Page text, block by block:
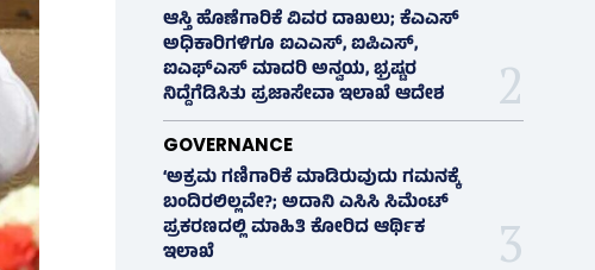
ಆಸ್ತಿ ಹೊಣೆಗಾರಿಕೆ ವಿವರ ದಾಖಲು; ಕೆಎಎಸ್
ಅಧಿಕಾರಿಗಳಿಗೂ ಐಎಎಸ್‌, ಐಪಿಎಸ್‌,
ಐಎಫ್‌ಎಸ್‌ ಮಾದರಿ ಅನ್ವಯ, ಭ್ರಷ್ಟರ
ನಿದ್ದೆಗೆಡಿಸಿತು ಪ್ರಜಾಸೇವಾ ಇಲಾಖೆ ಆದೇಶ
GOVERNANCE
‘ಅಕ್ರಮ ಗಣಿಗಾರಿಕೆ ಮಾಡಿರುವುದು ಗಮನಕ್ಕೆ
ಬಂದಿರಲಿಲ್ಲವೇ?; ಅದಾನಿ ಎಸಿಸಿ ಸಿಮೆಂಟ್
ಪ್ರಕರಣದಲ್ಲಿ ಮಾಹಿತಿ ಕೋರಿದ ಆರ್ಥಿಕ
ಇಲಾಖೆ